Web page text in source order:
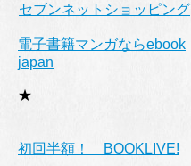
セブンネットショッピング
電子書籍マンガならebook
japan
★
初回半額！ BOOKLIVE!